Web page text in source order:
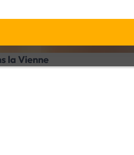
la Vienne